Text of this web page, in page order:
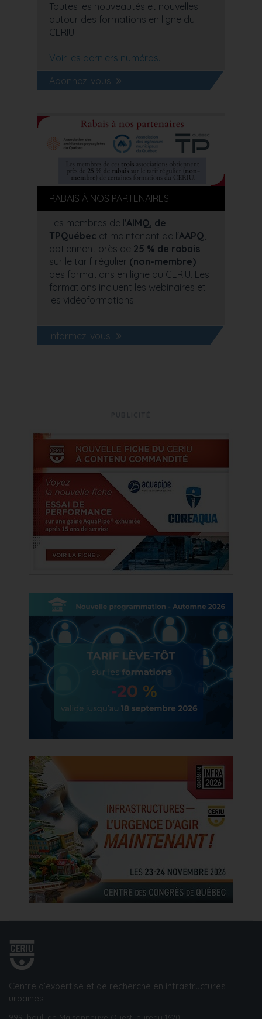
Toutes les nouveautés et nouvelles
autour des formations en ligne du
CERIU.
Voir les derniers numéros.
Abonnez-vous!
RABAIS À NOS PARTENAIRES
Les membres de l'AIMQ, de
TPQuébec et maintenant de l'AAPQ,
obtiennent près de 25 % de rabais
sur le tarif régulier (non-membre)
des formations en ligne du CERIU. Les
formations incluent les webinaires et
les vidéoformations.
Informez-vous
Centre d’expertise et de recherche en infrastructures
urbaines